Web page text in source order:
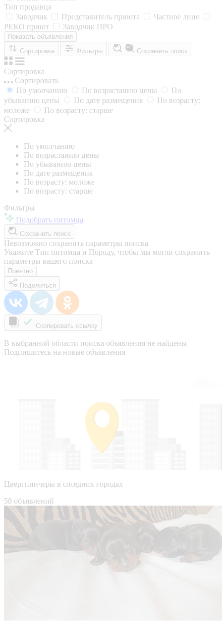
Тип продавца
Заводчик
Представитель приюта
Частное лицо
РЕКО приют
Заводчик ПРО
Показать объявления
Сортировка
Фильтры Сохранить поиск
Сортировка
Сортировать
По умолчанию
По возрастанию цены
По
убыванию цены
По дате размещения
По возрасту:
моложе
По возрасту: старше
Сортировка
По умолчанию
По возрастанию цены
По убыванию цены
По дате размещения
По возрасту: моложе
По возрасту: старше
Фильтры
Подобрать питомца
Сохранить поиск
Невозможно сохранить параметры поиска
Укажите Тип питомца и Породу, чтобы мы могли сохранить
параметры вашего поиска
Понятно
Поделиться
Скопировать ссылку
В выбранной области поиска объявления не найдены
Подпишитесь на новые объявления
Цвергпинчеры в соседних городах
58 объявлений